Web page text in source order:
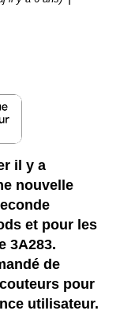
il y a
nouvelle
et pour les
3A283.
de
pour
utilisateur.